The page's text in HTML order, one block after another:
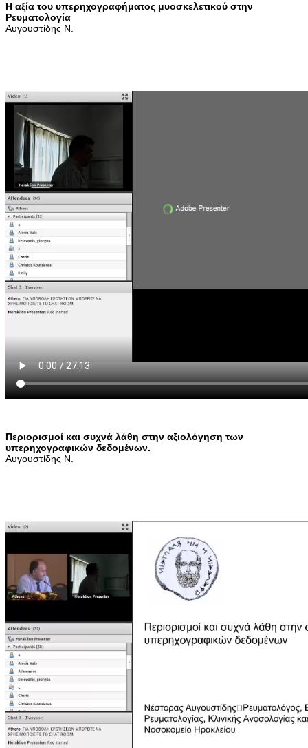
Η αξία του υπερηχογραφήματος μυοσκελετικού στην
Ρευματολογία
Αυγουστίδης Ν.
Περιορισμοί και συχνά λάθη στην αξιολόγηση των
υπερηχογραφικών δεδομένων.
Αυγουστίδης Ν.